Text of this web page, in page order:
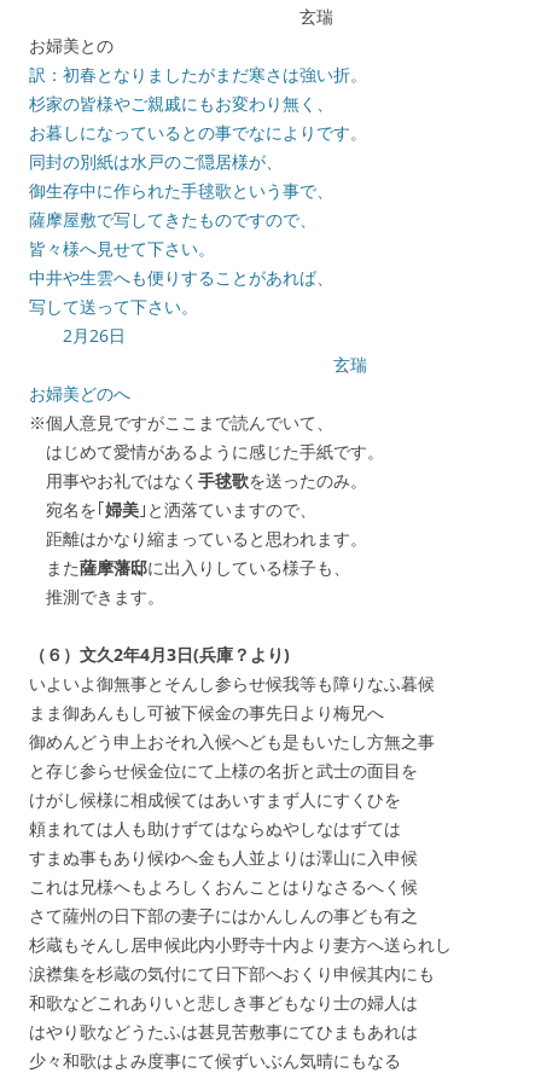
玄瑞
お婦美との
訳：初春となりましたがまだ寒さは強い折。
杉家の皆様やご親戚にもお変わり無く、
お暮しになっているとの事でなによりです。
同封の別紙は水戸のご隠居様が、
御生存中に作られた手毬歌という事で、
薩摩屋敷で写してきたものですので、
皆々様へ見せて下さい。
中井や生雲へも便りすることがあれば、
写して送って下さい。
2月26日
玄瑞
お婦美どのへ
※個人意見ですがここまで読んでいて、
はじめて愛情があるように感じた手紙です。
用事やお礼ではなく 手毬歌を送ったのみ。
宛名を｢婦美 ｣と洒落ていますので、
距離はかなり縮まっていると思われます。
また薩摩藩邸に出入りしている様子も、
推測できます。
（６）文久2年4月3日(兵庫？より)
いよいよ御無事とそんし参らせ候我等も障りなふ暮候
まま御あんもし可被下候金の事先日より梅兄へ
御めんどう申上おそれ入候へども是もいたし方無之事
と存じ参らせ候金位にて上様の名折と武士の面目を
けがし候様に相成候てはあいすまず人にすくひを
頼まれては人も助けずてはならぬやしなはずては
すまぬ事もあり候ゆへ金も人並よりは澤山に入申候
これは兄様へもよろしくおんことはりなさるへく候
さて薩州の日下部の妻子にはかんしんの事ども有之
杉蔵もそんし居申候此内小野寺十内より妻方へ送られし
涙襟集を杉蔵の気付にて日下部へおくり申候其内にも
和歌などこれありいと悲しき事どもなり士の婦人は
はやり歌などうたふは甚見苦敷事にてひまもあれは
少々和歌はよみ度事にて候ずいぶん気晴にもなる